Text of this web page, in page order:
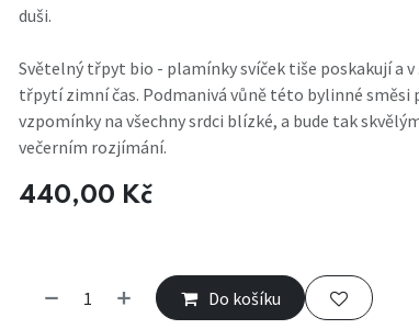
duši.
Světelný třpyt bio - plamínky svíček tiše poskakují a v
třpytí zimní čas. Podmanivá vůně této bylinné směsi
vzpomínky na všechny srdci blízké, a bude tak
večerním rozjímání.
440,00 Kč
Do košíku